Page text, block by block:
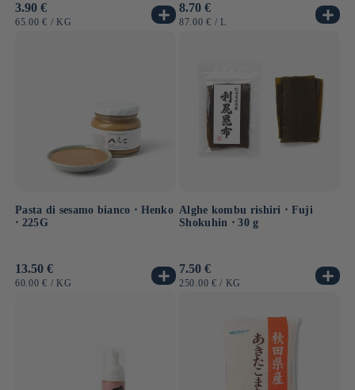
Prezzo
di
3.90 €
PREZZO
65.00 € / PER
KG
Prezzo
di
8.70 €
PREZZO
87.00 € / PER
L
Pasta di sesamo bianco ⋅ Henko
⋅ 225G
Prezzo
di
13.50 €
PREZZO
60.00 € / PER
KG
Alghe kombu rishiri ⋅ Fuji
Shokuhin ⋅ 30 g
Prezzo
di
7.50 €
PREZZO
250.00 € / PER
KG